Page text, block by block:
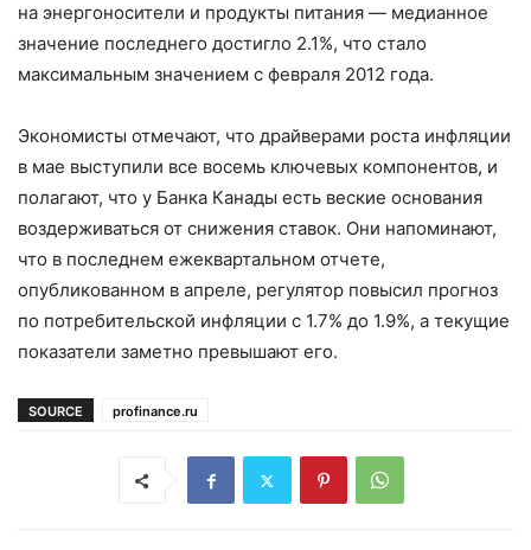
на энергоносители и продукты питания — медианное
значение последнего достигло 2.1%, что стало
максимальным значением с февраля 2012 года.
Экономисты отмечают, что драйверами роста инфляции
в мае выступили все восемь ключевых компонентов, и
полагают, что у Банка Канады есть веские основания
воздерживаться от снижения ставок. Они напоминают,
что в последнем ежеквартальном отчете,
опубликованном в апреле, регулятор повысил прогноз
по потребительской инфляции с 1.7% до 1.9%, а текущие
показатели заметно превышают его.
SOURCE profinance.ru